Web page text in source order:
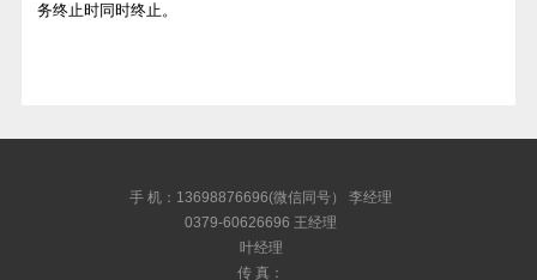
务终止时同时终止。
手 机：13698876696(微信同号） 李经理
0379-60626696 王经理
叶经理
传 真：